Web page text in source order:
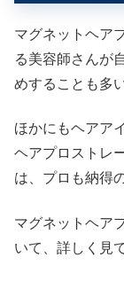
マグネットヘア
る美容師さんが
めすることも多
ほかにもヘアア
ヘアプロストレ
は、プロも納得
マグネットヘア
いて、詳しく見